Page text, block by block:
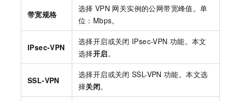
带宽规格
选择 VPN 网关实例的公网带宽峰值。单
位：Mbps。
IPsec-VPN
选择开启或关闭 IPsec-VPN 功能。本文
选择开启。
SSL-VPN
选择开启或关闭 SSL-VPN 功能。本文选
择关闭。